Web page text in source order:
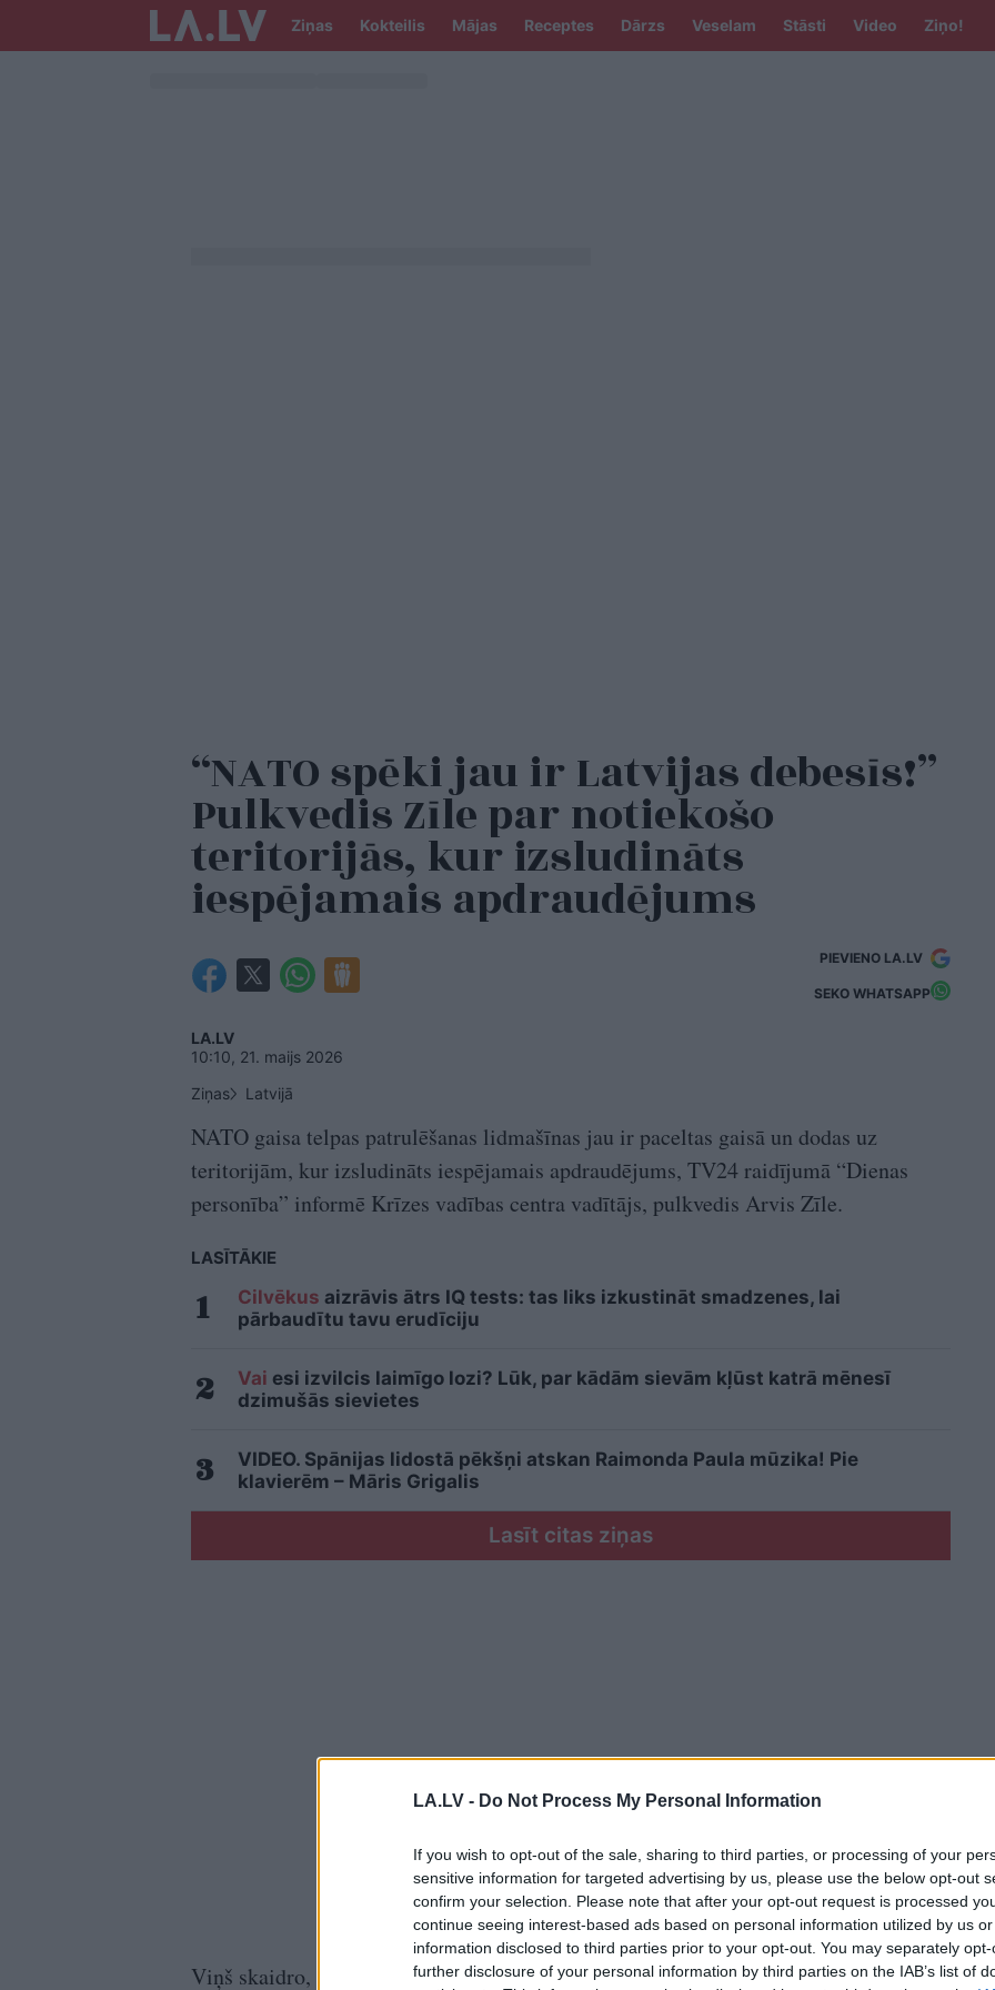
LA.LV - Do Not Process My Personal Information
If you wish to opt-out of the sale, sharing to third parties, or processing of your
sensitive information for targeted advertising by us, please use the below opt-out
confirm your selection. Please note that after your opt-out request is processed
continue seeing interest-based ads based on personal information utilized by us
information disclosed to third parties prior to your opt-out. You may separately
further disclosure of your personal information by third parties on the IAB’s list of
Ziņas Kokteilis Mājas Receptes Dārzs Veselam Stāsti Video Ziņo!
“NATO spēki jau ir Latvijas debesīs!”
Pulkvedis Zīle par notiekošo
teritorijās, kur izsludināts
iespējamais apdraudējums
PIEVIENO LA.LV
SEKO WHATSAPP
LA.LV
10:10, 21. maijs 2026
Ziņas
Latvijā
NATO gaisa telpas patrulēšanas lidmašīnas jau ir paceltas gaisā un dodas uz
teritorijām, kur izsludināts iespējamais apdraudējums, TV24 raidījumā “Dienas
personība” informē Krīzes vadības centra vadītājs, pulkvedis Arvis Zīle.
LASĪTĀKIE
Cilvēkus aizrāvis ātrs IQ tests: tas liks izkustināt smadzenes, lai
pārbaudītu tavu erudīciju
Vai esi izvilcis laimīgo lozi? Lūk, par kādām sievām kļūst katrā mēnesī
dzimušās sievietes
VIDEO. Spānijas lidostā pēkšņi atskan Raimonda Paula mūzika! Pie
klavierēm – Māris Grigalis
Lasīt citas ziņas
Viņš skaidro, ka lidmašīnu uzdevums ir identificēt gaisā esošo objektu. Ja tiks